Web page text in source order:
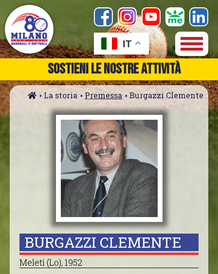
SOSTIENI LE NOSTRE ATTIVITÀ
La storia Premessa Burgazzi Clemente
BURGAZZI CLEMENTE
Meleti (Lo), 1952
IT